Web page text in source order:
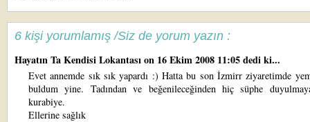
6 kişi yorumlamış /Siz de yorum yazın :
Hayatın Ta Kendisi Lokantasıon 16 Ekim 2008 11:05 dedi ki...
Evet annemde sık sık yapardı :) Hatta bu son İzmirr ziyaretimde
buldum yine. Tadından ve beğenileceğinden hiç süphe
kurabiye.
Ellerine sağlık